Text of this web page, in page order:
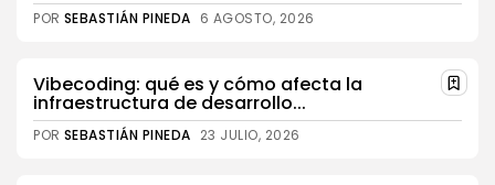
POR SEBASTIÁN PINEDA 6 AGOSTO, 2026
Vibecoding: qué es y cómo afecta la
infraestructura de desarrollo...
POR SEBASTIÁN PINEDA 23 JULIO, 2026